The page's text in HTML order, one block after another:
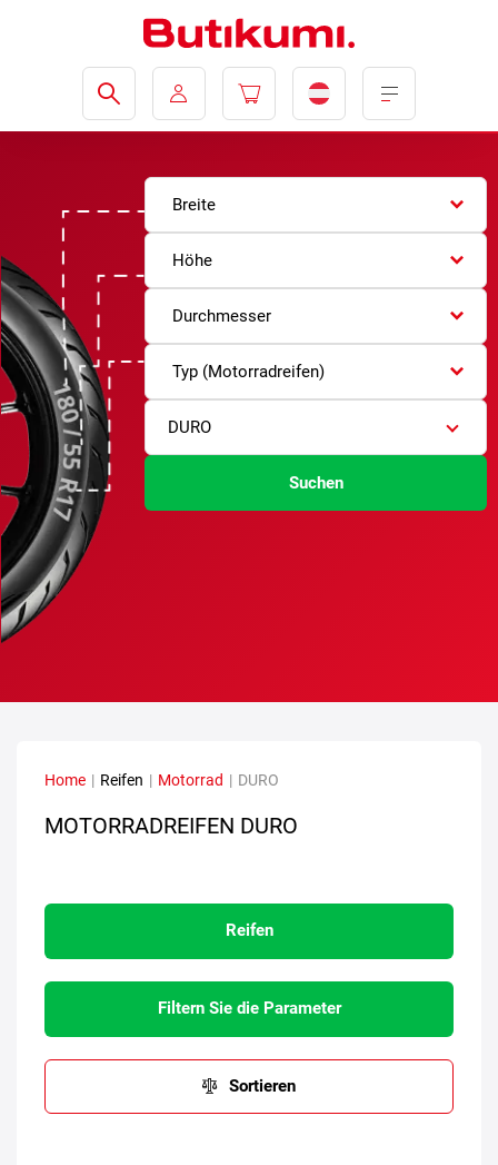
Breite
Höhe
Durchmesser
Typ (Motorradreifen)
DURO
Suchen
Home | Reifen | Motorrad | DURO
MOTORRADREIFEN DURO
Reifen
Filtern Sie die Parameter
Sortieren